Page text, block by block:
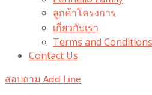
ลูกค้าโครงการ
เกี่ยวกับเรา
Terms and Conditions
Contact Us
สอบถาม Add Line